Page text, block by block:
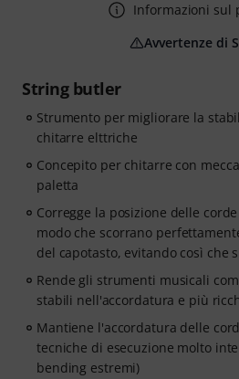
String butler
Strumento per migliorare la
chitarre elttriche
Concepito per chitarre con
paletta
Corregge la posizione delle
modo che scorrano
del capotasto, evitando così che
Rende gli strumenti musicali
stabili nell'accordatura e più
Mantiene l'accordatura delle
tecniche di esecuzione molto
bending estremi)
Informazioni sul
Avvertenze di